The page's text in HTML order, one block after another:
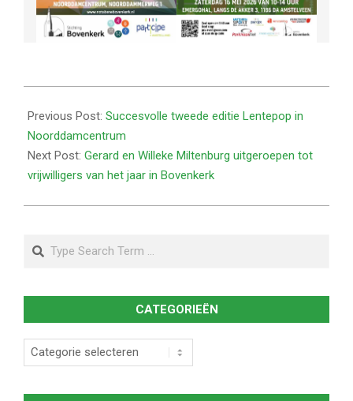
04-
17
Previous Post: Succesvolle tweede editie Lentepop in
Noorddamcentrum
Next Post: Gerard en Willeke Miltenburg uitgeroepen tot
vrijwilligers van het jaar in Bovenkerk
Search
CATEGORIEËN
Categorieën